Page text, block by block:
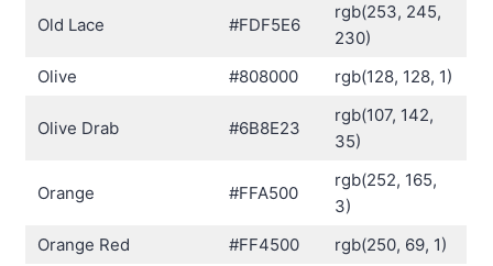
Old Lace #FDF5E6
rgb(253, 245,
230)
Olive
#808000 rgb(128, 128, 1)
Olive Drab #6B8E23
rgb(107, 142,
35)
Orange #FFA500
rgb(252, 165,
3)
Orange Red
#FF4500 rgb(250, 69, 1)